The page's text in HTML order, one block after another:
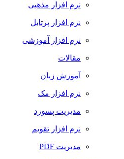
نرم افزار مذهبی
نرم افزار پرتابل
نرم افزار آموزشی
مقالات
آموزش زبان
نرم افزار مک
مدیریت پسورد
نرم افزار تقویم
مدیریت PDF